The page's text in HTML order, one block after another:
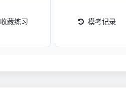
收藏练习 模考记录